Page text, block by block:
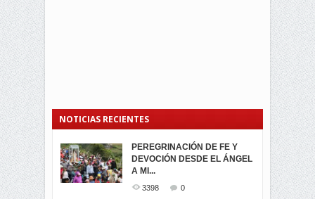
NOTICIAS RECIENTES
PEREGRINACIÓN DE FE Y
DEVOCIÓN DESDE EL ÁNGEL
A MI...
3398 0
PROCESIÓN DE LA VIRGEN
DE LA CARIDAD 2024
3063
SEGUNDA VUELTA
ELECCIONES
PRESIDENCIALES 2023 EN
M...